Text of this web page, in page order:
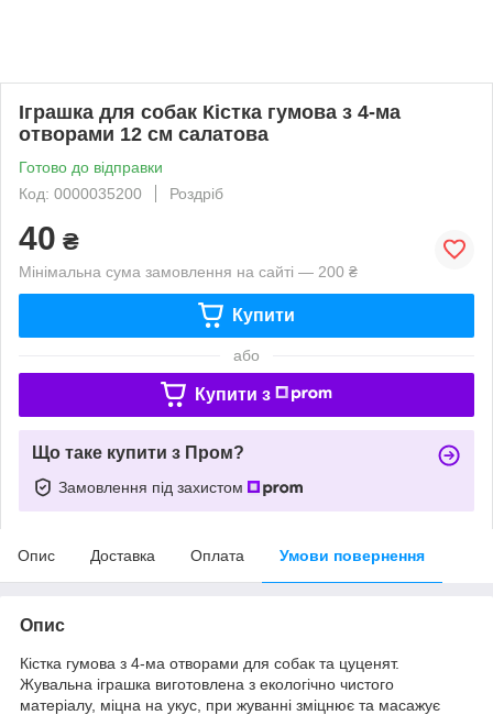
Іграшка для собак Кістка гумова з 4-ма
отворами 12 см салатова
Готово до відправки
Код: 0000035200
Роздріб
40 ₴
Мінімальна сума замовлення на сайті — 200 ₴
Купити
або
Купити з
Що таке купити з Пром?
Замовлення під захистом
Опис Доставка Оплата Умови повернення
Опис
Кістка гумова з 4-ма отворами для собак та цуценят.
Жувальна іграшка виготовлена з екологічно чистого
матеріалу, міцна на укус, при жуванні зміцнює та масажує